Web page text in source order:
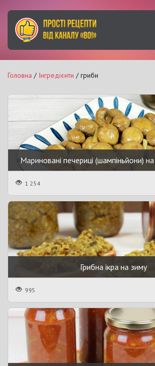
Головна / Інгредієнти / гриби
Мариновані печериці (шампіньйони) на
1 254
Грибна ікра на зиму
995